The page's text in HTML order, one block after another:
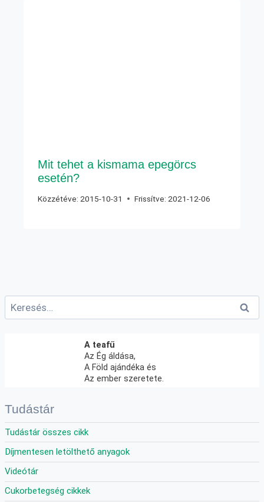
Mit tehet a kismama epegörcs
esetén?
Közzétéve: 2015-10-31 Frissítve: 2021-12-06
A teafű
Az Ég áldása,
A Föld ajándéka és
Az ember szeretete.
Tudástár
Tudástár összes cikk
Díjmentesen letölthető anyagok
Videótár
Cukorbetegség cikkek